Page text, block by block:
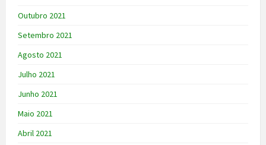
Outubro 2021
Setembro 2021
Agosto 2021
Julho 2021
Junho 2021
Maio 2021
Abril 2021